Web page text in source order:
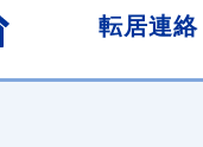
転居連絡